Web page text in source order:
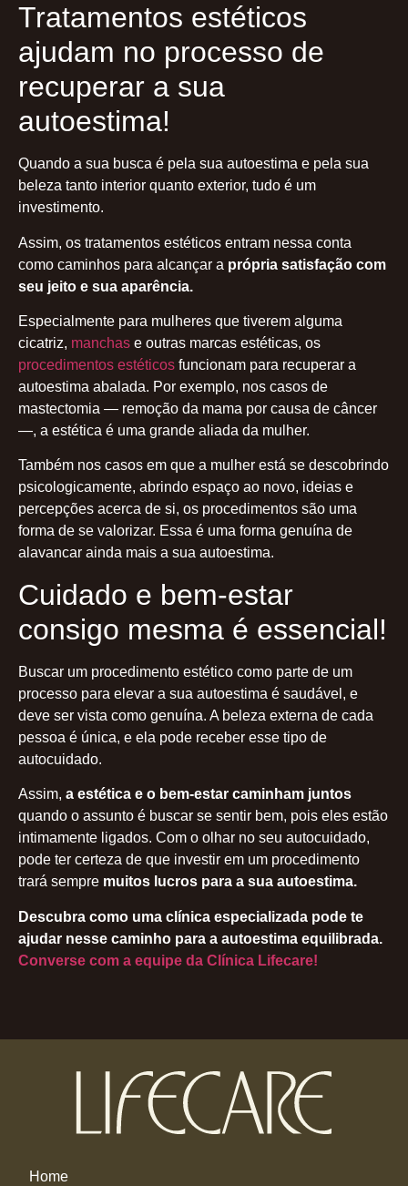
Tratamentos estéticos
ajudam no processo de
recuperar a sua
autoestima!
Quando a sua busca é pela sua autoestima e pela sua
beleza tanto interior quanto exterior, tudo é um
investimento.
Assim, os tratamentos estéticos entram nessa conta
como caminhos para alcançar a própria satisfação com
seu jeito e sua aparência.
Especialmente para mulheres que tiverem alguma
cicatriz, manchas e outras marcas estéticas, os
procedimentos estéticos funcionam para recuperar a
autoestima abalada. Por exemplo, nos casos de
mastectomia — remoção da mama por causa de câncer
—, a estética é uma grande aliada da mulher.
Também nos casos em que a mulher está se descobrindo
psicologicamente, abrindo espaço ao novo, ideias e
percepções acerca de si, os procedimentos são uma
forma de se valorizar. Essa é uma forma genuína de
alavancar ainda mais a sua autoestima.
Cuidado e bem-estar
consigo mesma é essencial!
Buscar um procedimento estético como parte de um
processo para elevar a sua autoestima é saudável, e
deve ser vista como genuína. A beleza externa de cada
pessoa é única, e ela pode receber esse tipo de
autocuidado.
Assim, a estética e o bem-estar caminham juntos
quando o assunto é buscar se sentir bem, pois eles estão
intimamente ligados. Com o olhar no seu autocuidado,
pode ter certeza de que investir em um procedimento
trará sempre muitos lucros para a sua autoestima.
Descubra como uma clínica especializada pode te
ajudar nesse caminho para a autoestima equilibrada.
Converse com a equipe da Clínica Lifecare!
Home